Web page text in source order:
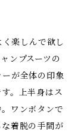
楽しんで欲し
ンプスーツの
が全体の印象
。上半身はス
ワンボタンで
着脱の手間が